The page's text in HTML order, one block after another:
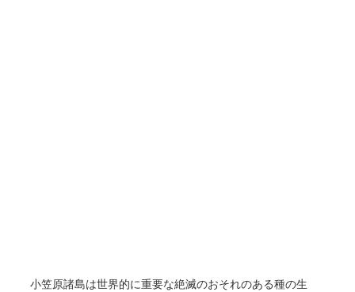
小笠原諸島は世界的に重要な絶滅のおそれのある種の生